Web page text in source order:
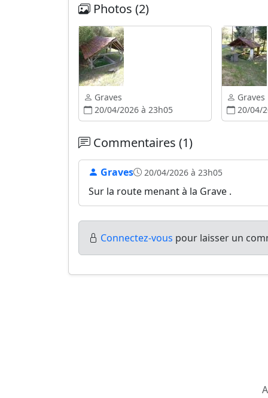
Photos (2)
Graves
20/04/2026 à 23h05
Graves
20/04/
Commentaires (1)
Graves 20/04/2026 à 23h05
Sur la route menant à la Grave .
Connectez-vous pour laisser un